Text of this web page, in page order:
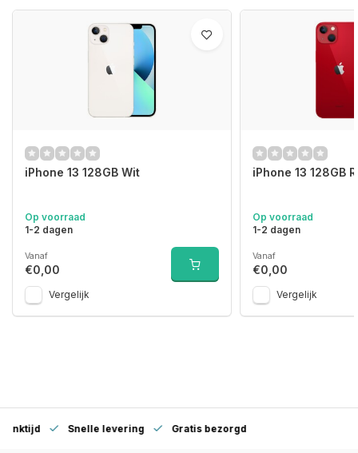
iPhone 13 128GB Wit
Op voorraad
1-2 dagen
Vanaf
€0,00
Vergelijk
iPhone 13 128GB
Op voorraad
1-2 dagen
Vanaf
€0,00
Vergelijk
Snelle levering Gratis bezorgd